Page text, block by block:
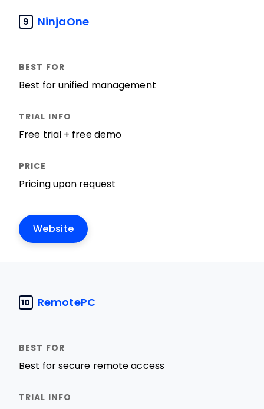
9 NinjaOne
Best for unified management
Free trial + free demo
Pricing upon request
Website
10 RemotePC
Best for secure remote access